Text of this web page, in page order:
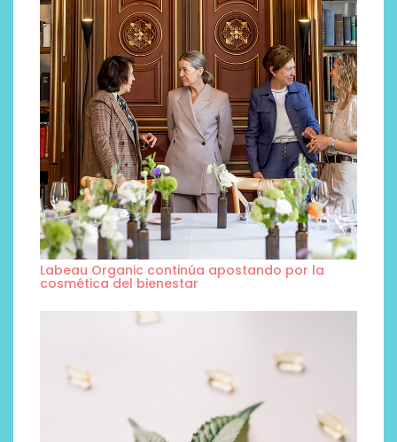
Labeau Organic continúa apostando por la
cosmética del bienestar